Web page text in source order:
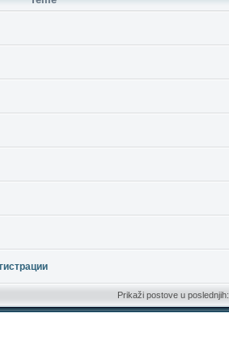
Prikaži postove u poslednjih: